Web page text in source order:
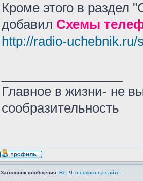
Кроме этого в раздел
добавил Схемы
http://radio-uchebnik.ru/
Главное в жизни- не
сообразительность
Заголовок сообщения: Re: Что нового на сайте